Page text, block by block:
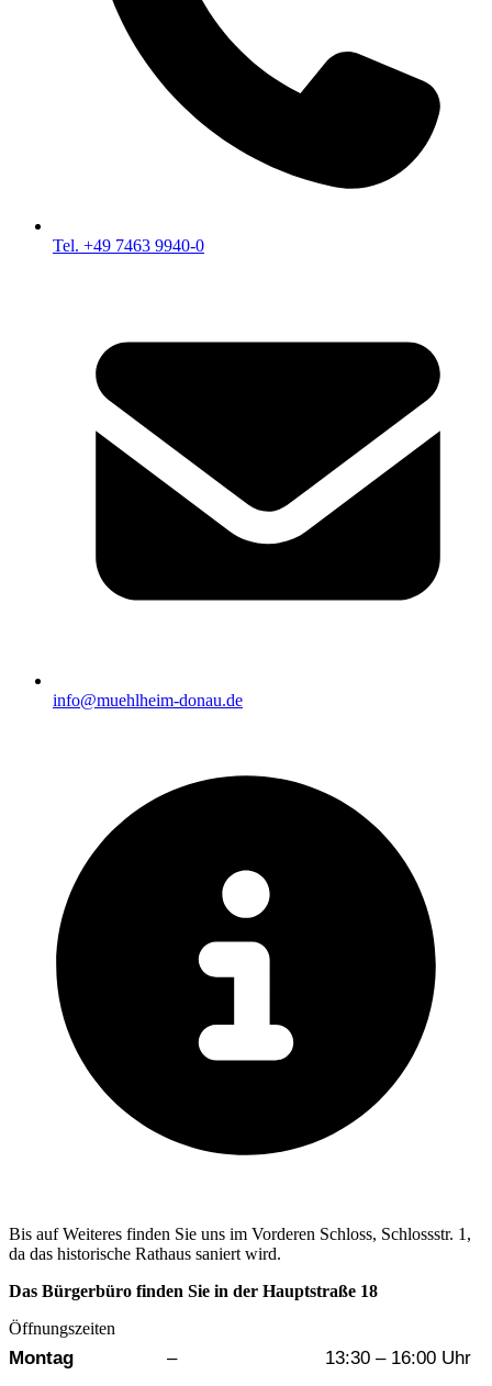
Tel. +49 7463 9940-0
info@muehlheim-donau.de
Bis auf Weiteres finden Sie uns im Vorderen Schloss, Schlossstr. 1,
da das historische Rathaus saniert wird.
Das Bürgerbüro finden Sie in der Hauptstraße 18
Öffnungszeiten
Wochentag Vormittag
Montag –
13:30 – 16:00 Uhr